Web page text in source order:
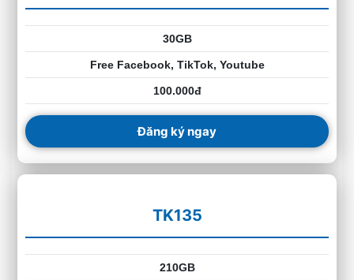
30GB
Free Facebook, TikTok, Youtube
100.000đ
Đăng ký ngay
TK135
210GB